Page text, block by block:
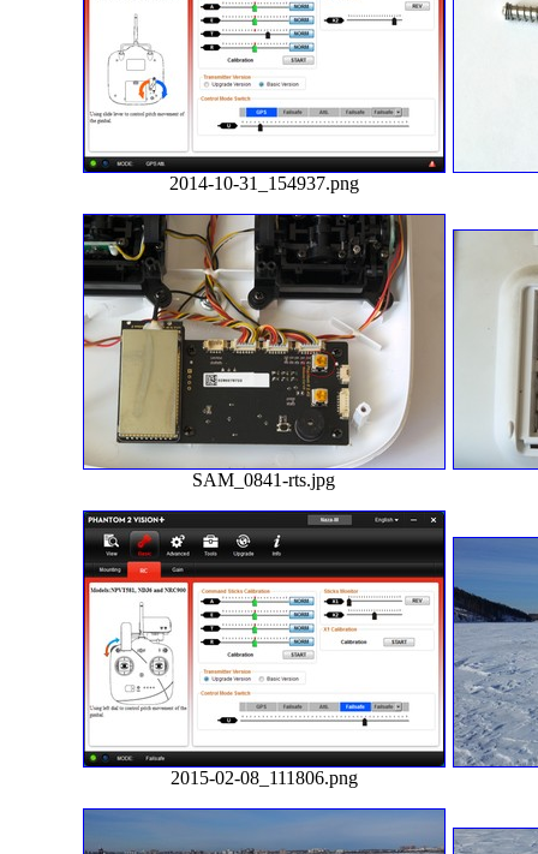
2014-10-31_154937.png
SAM_0841-rts.jpg
2015-02-08_111806.png